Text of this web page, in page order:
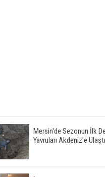
Mersin'de Sezonun İlk
Yavruları Akdeniz'e Ulaştı